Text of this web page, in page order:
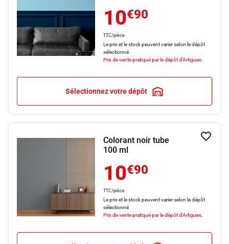
10€90
TTC/pièce
Le prix et le stock peuvent varier selon le dépôt
sélectionné
Prix de vente pratiqué par le dépôt d'Artigues.
Sélectionnez votre dépôt
Colorant noir tube
100 ml
10€90
TTC/pièce
Le prix et le stock peuvent varier selon le dépôt
sélectionné
Prix de vente pratiqué par le dépôt d'Artigues.